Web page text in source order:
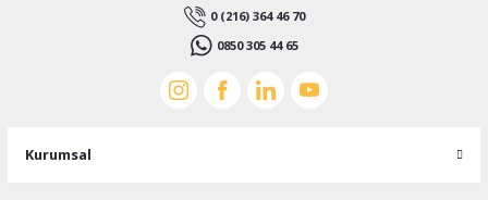
0 (216) 364 46 70
0850 305 44 65
Kurumsal